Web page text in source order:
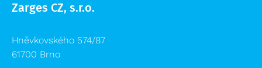
Zarges CZ, s.r.o.
Hněvkovského 574/87
61700 Brno